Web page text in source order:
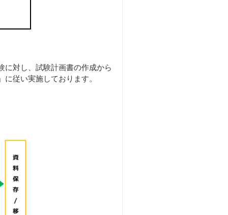
に対し、試験計画書の作成から
従い実施しております。